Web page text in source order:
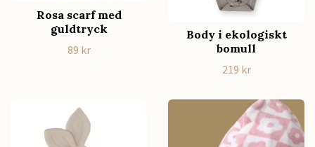
Rosa scarf med
guldtryck
89 kr
Body i ekologiskt
bomull
219 kr